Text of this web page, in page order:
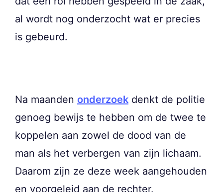
al wordt nog onderzocht wat er precies
is gebeurd.
Na maanden onderzoek denkt de politie
genoeg bewijs te hebben om de twee te
koppelen aan zowel de dood van de
man als het verbergen van zijn lichaam.
Daarom zijn ze deze week aangehouden
en voorgeleid aan de rechter.